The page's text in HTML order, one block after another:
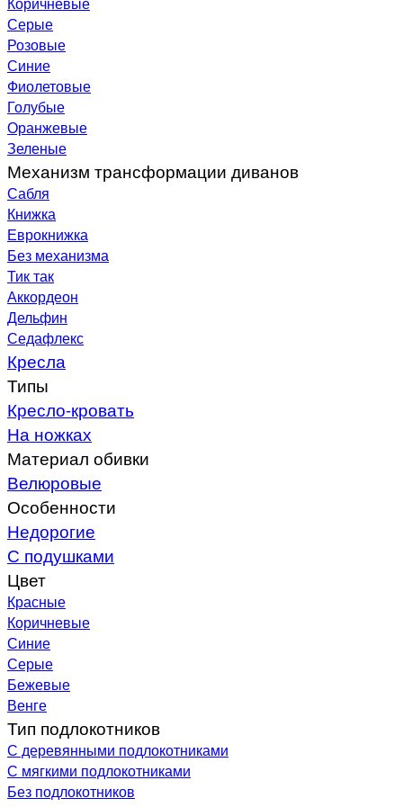
Серые
Розовые
Синие
Фиолетовые
Голубые
Оранжевые
Зеленые
Механизм трансформации диванов
Сабля
Книжка
Еврокнижка
Без механизма
Тик так
Аккордеон
Дельфин
Седафлекс
Кресла
Типы
Кресло-кровать
На ножках
Материал обивки
Велюровые
Особенности
Недорогие
С подушками
Цвет
Красные
Коричневые
Синие
Серые
Бежевые
Венге
Тип подлокотников
С деревянными подлокотниками
С мягкими подлокотниками
Без подлокотников